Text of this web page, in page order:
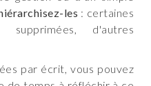
les : certaines
d'autres
par écrit, vous pouvez